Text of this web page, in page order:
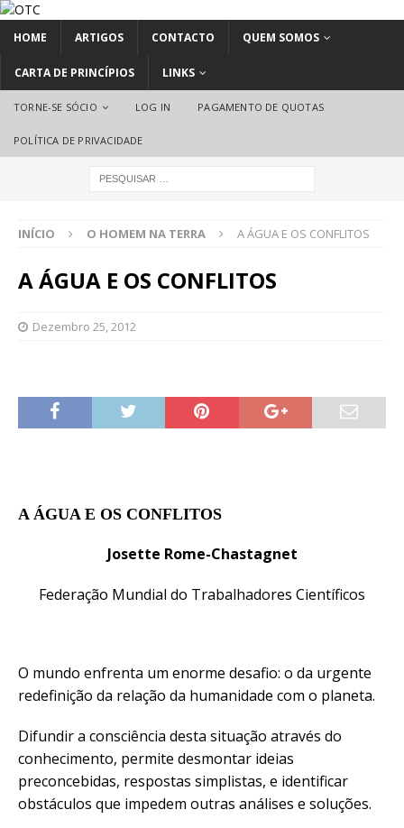
HOME ARTIGOS CONTACTO QUEM SOMOS
CARTA DE PRINCÍPIOS LINKS
TORNE-SE SÓCIO LOG IN PAGAMENTO DE QUOTAS
POLÍTICA DE PRIVACIDADE
INÍCIO O HOMEM NA TERRA A ÁGUA E OS CONFLITOS
A ÁGUA E OS CONFLITOS
Dezembro 25, 2012
A ÁGUA E OS CONFLITOS
Josette Rome-Chastagnet
Federação Mundial do Trabalhadores Científicos
O mundo enfrenta um enorme desafio: o da urgente
redefinição da relação da humanidade com o planeta.
Difundir a consciência desta situação através do
conhecimento, permite desmontar ideias
preconcebidas, respostas simplistas, e identificar
obstáculos que impedem outras análises e soluções.